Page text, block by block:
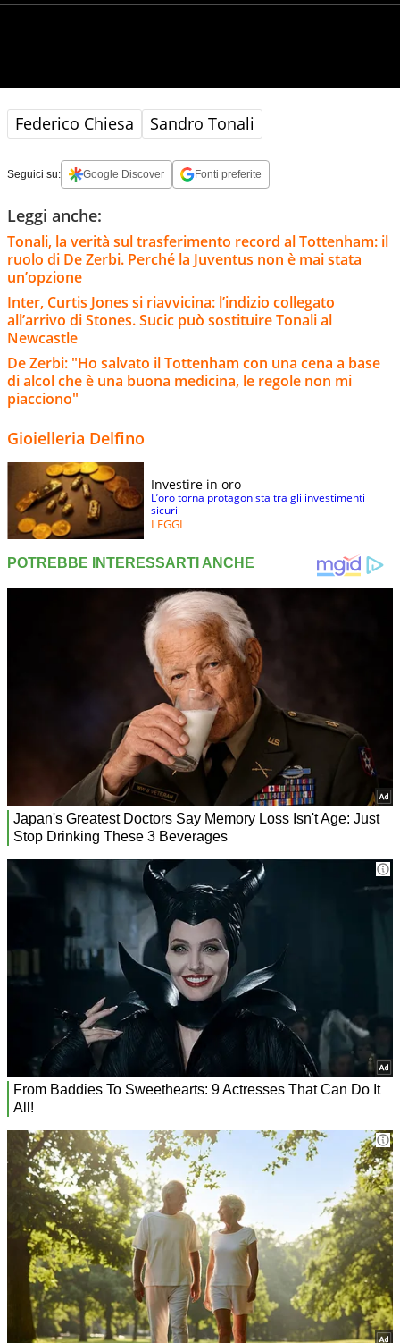
Federico Chiesa Sandro Tonali
Seguici su: Google Discover Fonti preferite
Leggi anche:
Tonali, la verità sul trasferimento record al Tottenham: il
ruolo di De Zerbi. Perché la Juventus non è mai stata
un’opzione
Inter, Curtis Jones si riavvicina: l’indizio collegato
all’arrivo di Stones. Sucic può sostituire Tonali al
Newcastle
De Zerbi: "Ho salvato il Tottenham con una cena a base
di alcol che è una buona medicina, le regole non mi
piacciono"
Gioielleria Delfino
Investire in oro
L’oro torna protagonista tra gli investimenti
sicuri
LEGGI